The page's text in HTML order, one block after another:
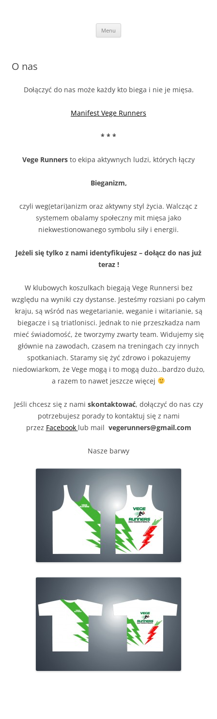
Menu
O nas
Dołączyć do nas może każdy kto biega i nie je mięsa.
Manifest Vege Runners
* * *
Vege Runners to ekipa aktywnych ludzi, których łączy
Bieganizm,
czyli weg(etari)anizm oraz aktywny styl życia. Walcząc z
systemem obalamy społeczny mit mięsa jako
niekwestionowanego symbolu siły i energii.
Jeżeli się tylko z nami identyfikujesz – dołącz do nas już
teraz !
W klubowych koszulkach biegają Vege Runnersi bez
względu na wyniki czy dystanse. Jesteśmy rozsiani po całym
kraju, są wśród nas wegetarianie, weganie i witarianie, są
biegacze i są triatlonisci. Jednak to nie przeszkadza nam
mieć świadomość, że tworzymy zwarty team. Widujemy się
głównie na zawodach, czasem na treningach czy innych
spotkaniach. Staramy się żyć zdrowo i pokazujemy
niedowiarkom, że Vege mogą i to mogą dużo…bardzo dużo,
a razem to nawet jeszcze więcej
Jeśli chcesz się z nami skontaktować, dołączyć do nas czy
potrzebujesz porady to kontaktuj się z nami
przez Facebook lub mail vegerunners@gmail.com
Nasze barwy